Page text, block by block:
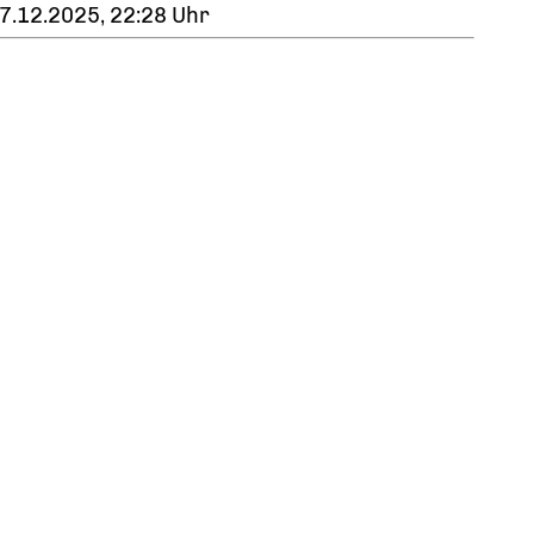
22:28 Uhr